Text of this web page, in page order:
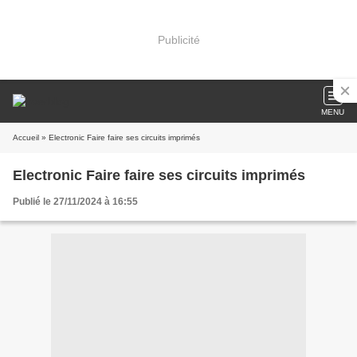
Publicité
MENU
Accueil » Electronic Faire faire ses circuits imprimés
Electronic Faire faire ses circuits imprimés
Publié le 27/11/2024 à 16:55